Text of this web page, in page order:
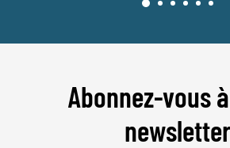
Abonnez-vous
newsletter